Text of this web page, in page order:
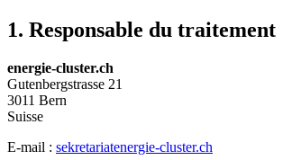
1. Responsable du traitement
energie-cluster.ch
Gutenbergstrasse 21
3011 Bern
Suisse
E-mail : sekretariatenergie-cluster.ch